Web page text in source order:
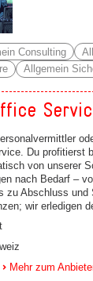
Consulting
Allgemein
Du profitierst
von unserer
nach Bedarf –
zu Abschluss
wir erledigen
Mehr zum